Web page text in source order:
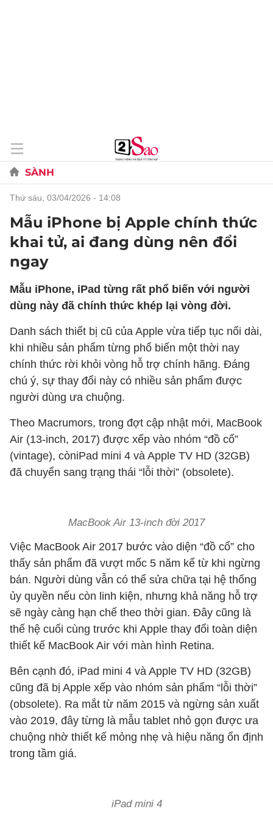
SÀNH
thứ sáu, 03/04/2026 - 14:08
Mẫu iPhone bị Apple chính thức
khai tử, ai đang dùng nên đổi
ngay
Mẫu iPhone, iPad từng rất phổ biến với người
dùng này đã chính thức khép lại vòng đời.
Danh sách thiết bị cũ của Apple vừa tiếp tục nối dài,
khi nhiều sản phẩm từng phổ biến một thời nay
chính thức rời khỏi vòng hỗ trợ chính hãng. Đáng
chú ý, sự thay đổi này có nhiều sản phẩm được
người dùng ưa chuộng.
Theo Macrumors, trong đợt cập nhật mới, MacBook
Air (13-inch, 2017) được xếp vào nhóm “đồ cổ”
(vintage), còniPad mini 4 và Apple TV HD (32GB)
đã chuyển sang trạng thái “lỗi thời” (obsolete).
MacBook Air 13-inch đời 2017
Việc MacBook Air 2017 bước vào diện “đồ cổ” cho
thấy sản phẩm đã vượt mốc 5 năm kể từ khi ngừng
bán. Người dùng vẫn có thể sửa chữa tại hệ thống
ủy quyền nếu còn linh kiện, nhưng khả năng hỗ trợ
sẽ ngày càng hạn chế theo thời gian. Đây cũng là
thế hệ cuối cùng trước khi Apple thay đổi toàn diện
thiết kế MacBook Air với màn hình Retina.
Bên cạnh đó, iPad mini 4 và Apple TV HD (32GB)
cũng đã bị Apple xếp vào nhóm sản phẩm “lỗi thời”
(obsolete). Ra mắt từ năm 2015 và ngừng sản xuất
vào 2019, đây từng là mẫu tablet nhỏ gọn được ưa
chuộng nhờ thiết kế mỏng nhẹ và hiệu năng ổn định
trong tầm giá.
iPad mini 4